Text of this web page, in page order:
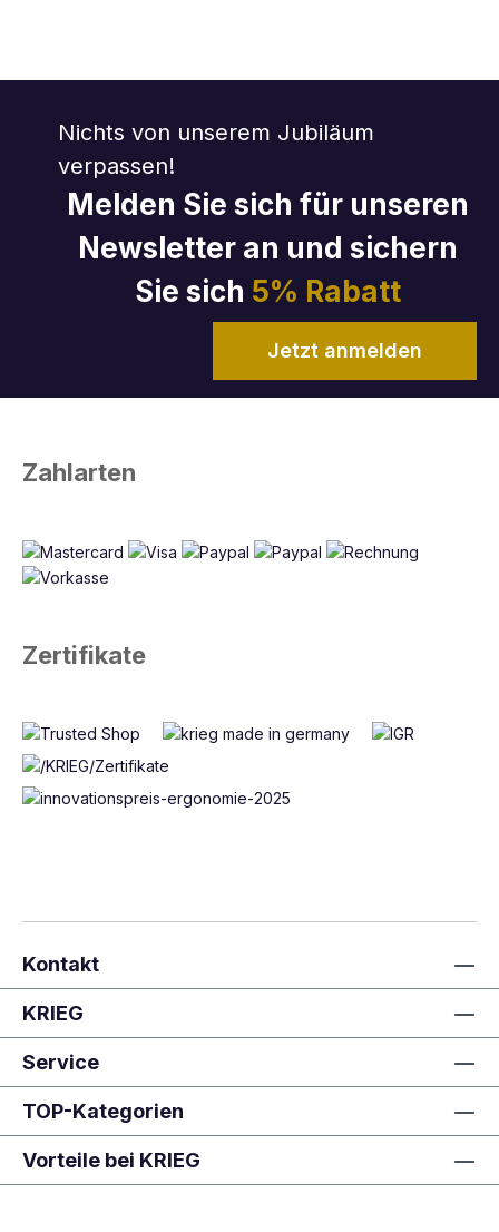
Nichts von unserem Jubiläum
verpassen!
Melden Sie sich für unseren
Newsletter an und sichern
Sie sich 5% Rabatt
Jetzt anmelden
Zahlarten
Zertifikate
Kontakt
KRIEG
Service
TOP-Kategorien
Vorteile bei KRIEG